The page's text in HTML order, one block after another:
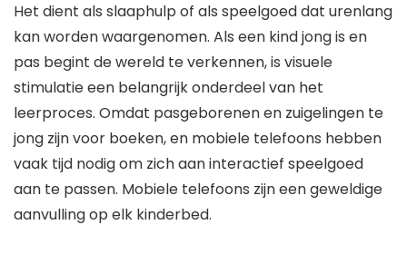
Het dient als slaaphulp of als speelgoed dat urenlang
kan worden waargenomen. Als een kind jong is en
pas begint de wereld te verkennen, is visuele
stimulatie een belangrijk onderdeel van het
leerproces. Omdat pasgeborenen en zuigelingen te
jong zijn voor boeken, en mobiele telefoons hebben
vaak tijd nodig om zich aan interactief speelgoed
aan te passen. Mobiele telefoons zijn een geweldige
aanvulling op elk kinderbed.